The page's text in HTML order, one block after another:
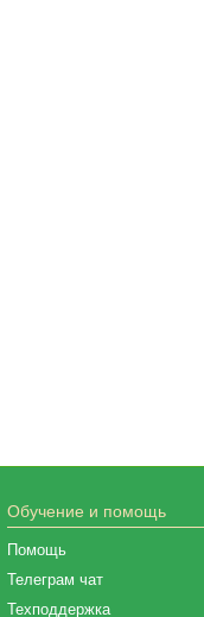
Обучение и помощь
Помощь
Телеграм чат
Техподдержка